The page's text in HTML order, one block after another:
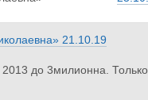
21.10.19
до 3милионна. Только